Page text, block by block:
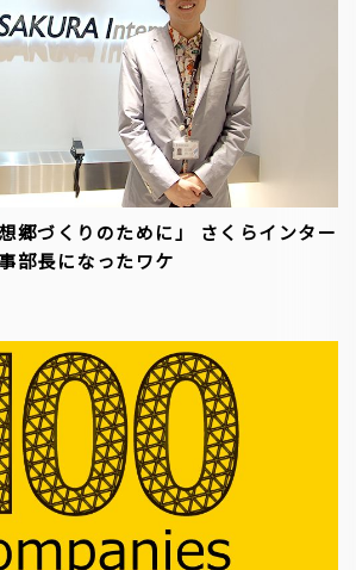
郷づくりのために」 さくらインター
部長になったワケ